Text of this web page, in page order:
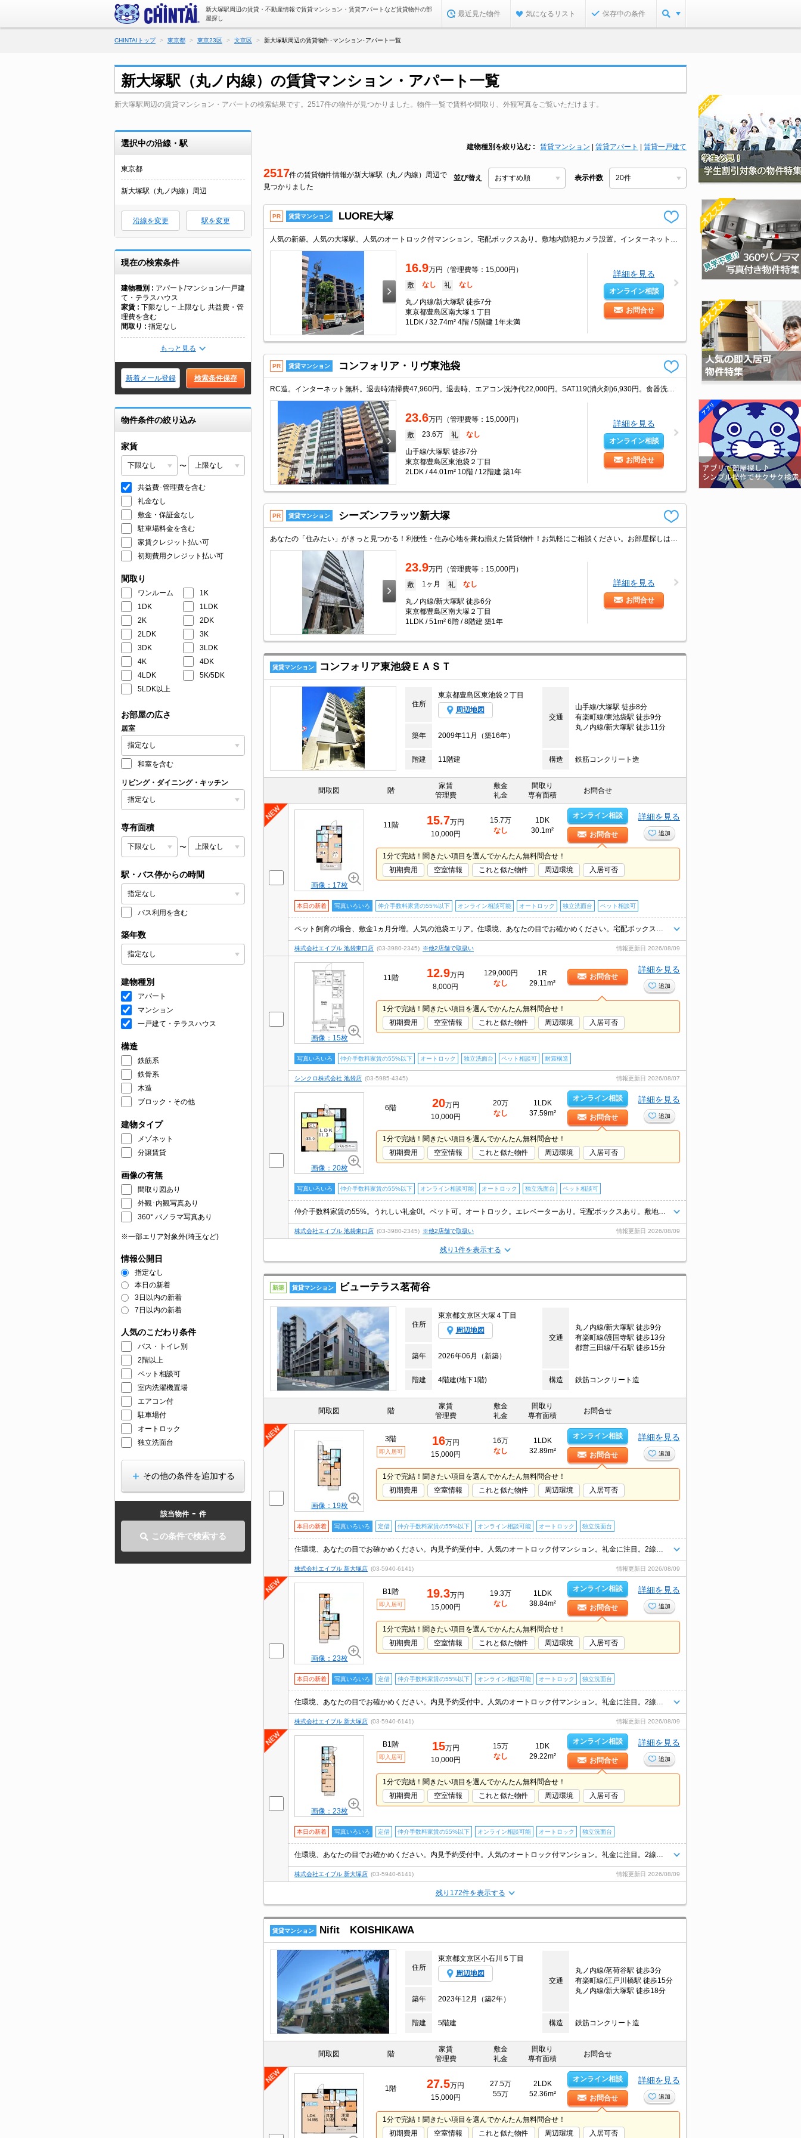
新大塚駅周辺の賃貸・不動産情報で賃貸マンション・賃貸アパートなど賃貸物件の部
屋探し
最近見た物件 気になるリスト 保存中の条件
CHINTAIトップ 東京都 東京23区 文京区 新大塚駅周辺の賃貸物件･マンション･アパート一覧
新大塚駅（丸ノ内線）の賃貸マンション・アパート一覧
新大塚駅周辺の賃貸マンション・アパートの検索結果です。2517件の物件が見つかりました。物件一覧で賃料や間取り、外観写真をご覧いただけます。
選択中の沿線・駅
東京都
新大塚駅（丸ノ内線）周辺
沿線を変更 駅を変更
現在の検索条件
建物種別
アパート/マンション/一戸建
て・テラスハウス
家賃
下限なし ~ 上限なし 共益費・管
理費を含む
間取り
指定なし
もっと見る
新着メール登録 検索条件保存
物件条件の絞り込み
家賃
〜
共益費･管理費を含む
礼金なし
敷金・保証金なし
駐車場料金を含む
家賃クレジット払い可
初期費用クレジット払い可
間取り
ワンルーム
1K
1DK
1LDK
2K
2DK
2LDK
3K
3DK
3LDK
4K
4DK
4LDK
5K/5DK
5LDK以上
お部屋の広さ
居室
和室を含む
リビング・ダイニング・キッチン
専有面積
〜
駅・バス停からの時間
バス利用を含む
築年数
建物種別
アパート
マンション
一戸建て・テラスハウス
構造
鉄筋系
鉄骨系
木造
ブロック・その他
建物タイプ
メゾネット
分譲賃貸
画像の有無
間取り図あり
外観･内観写真あり
360° パノラマ写真あり
※一部エリア対象外(埼玉など)
情報公開日
指定なし
本日の新着
3日以内の新着
7日以内の新着
人気のこだわり条件
バス・トイレ別
2階以上
ペット相談可
室内洗濯機置場
エアコン付
駐車場付
オートロック
独立洗面台
その他の条件を追加する
該当物件 - 件
この条件で検索する
建物種別を絞り込む 賃貸マンション 賃貸アパート 賃貸一戸建て
2517件の賃貸物件情報が新大塚駅（丸ノ内線）周辺で
見つかりました
並び替え 表示件数
PR 賃貸マンション LUORE大塚
16.9万円（管理費等：15,000円）
敷 なし 礼 なし
丸ノ内線/新大塚駅 徒歩7分
東京都豊島区南大塚１丁目
1LDK / 32.74m² 4階 / 5階建 1年未満
詳細を見る
オンライン相談
お問合せ
PR 賃貸マンション コンフォリア・リヴ東池袋
23.6万円（管理費等：15,000円）
敷 23.6万 礼 なし
山手線/大塚駅 徒歩7分
東京都豊島区東池袋２丁目
2LDK / 44.01m² 10階 / 12階建 築1年
詳細を見る
オンライン相談
お問合せ
PR 賃貸マンション シーズンフラッツ新大塚
23.9万円（管理費等：15,000円）
敷 1ヶ月 礼 なし
丸ノ内線/新大塚駅 徒歩6分
東京都豊島区南大塚２丁目
1LDK / 51m² 6階 / 8階建 築1年
詳細を見る
お問合せ
賃貸マンション コンフォリア東池袋ＥＡＳＴ
住所
東京都豊島区東池袋２丁目
周辺地図
交通
山手線/大塚駅 徒歩8分
有楽町線/東池袋駅 徒歩9分
丸ノ内線/新大塚駅 徒歩11分
築年
2009年11月（築16年）
階建 11階建 構造 鉄筋コンクリート造
間取図 階
家賃
管理費
敷金
礼金
間取り
専有面積
お問合せ
画像：17枚
11階 15.7万円
10,000円
15.7万
なし
1DK
30.1m²
オンライン相談
お問合せ
詳細を見る
追加
1分で完結！聞きたい項目を選んでかんたん無料問合せ！
初期費用
空室情報 これと似た物件 周辺環境 入居可否
本日の新着 写真いろいろ 仲介手数料家賃の55%以下 オンライン相談可能 オートロック 独立洗面台 ペット相談可
株式会社エイブル 池袋東口店 (03-3980-2345) ※他2店舗で取扱い 情報更新日 2026/08/09
画像：15枚
11階 12.9万円
8,000円
129,000円
なし
1R
29.11m²
お問合せ
詳細を見る
追加
1分で完結！聞きたい項目を選んでかんたん無料問合せ！
初期費用
空室情報 これと似た物件 周辺環境 入居可否
写真いろいろ 仲介手数料家賃の55%以下 オートロック 独立洗面台 ペット相談可 耐震構造
シンクロ株式会社 池袋店 (03-5985-4345) 情報更新日 2026/08/07
画像：20枚
6階 20万円
10,000円
20万
なし
1LDK
37.59m²
オンライン相談
お問合せ
詳細を見る
追加
1分で完結！聞きたい項目を選んでかんたん無料問合せ！
初期費用
空室情報 これと似た物件 周辺環境 入居可否
写真いろいろ 仲介手数料家賃の55%以下 オンライン相談可能 オートロック 独立洗面台 ペット相談可
株式会社エイブル 池袋東口店 (03-3980-2345) ※他2店舗で取扱い 情報更新日 2026/08/09
残り1件を表示する
新築 賃貸マンション ビューテラス茗荷谷
住所
東京都文京区大塚４丁目
周辺地図
交通
丸ノ内線/新大塚駅 徒歩9分
有楽町線/護国寺駅 徒歩13分
都営三田線/千石駅 徒歩15分
築年
2026年06月（新築）
階建 4階建(地下1階) 構造 鉄筋コンクリート造
間取図 階
家賃
管理費
敷金
礼金
間取り
専有面積
お問合せ
画像：19枚
3階
即入居可
16万円
15,000円
16万
なし
1LDK
32.89m²
オンライン相談
お問合せ
詳細を見る
追加
1分で完結！聞きたい項目を選んでかんたん無料問合せ！
初期費用
空室情報 これと似た物件 周辺環境 入居可否
本日の新着 写真いろいろ 定借 仲介手数料家賃の55%以下 オンライン相談可能 オートロック 独立洗面台
株式会社エイブル 新大塚店 (03-5940-6141) 情報更新日 2026/08/09
画像：23枚
B1階
即入居可
19.3万円
15,000円
19.3万
なし
1LDK
38.84m²
オンライン相談
お問合せ
詳細を見る
追加
1分で完結！聞きたい項目を選んでかんたん無料問合せ！
初期費用
空室情報 これと似た物件 周辺環境 入居可否
本日の新着 写真いろいろ 定借 仲介手数料家賃の55%以下 オンライン相談可能 オートロック 独立洗面台
株式会社エイブル 新大塚店 (03-5940-6141) 情報更新日 2026/08/09
画像：23枚
B1階
即入居可
15万円
10,000円
15万
なし
1DK
29.22m²
オンライン相談
お問合せ
詳細を見る
追加
1分で完結！聞きたい項目を選んでかんたん無料問合せ！
初期費用
空室情報 これと似た物件 周辺環境 入居可否
本日の新着 写真いろいろ 定借 仲介手数料家賃の55%以下 オンライン相談可能 オートロック 独立洗面台
株式会社エイブル 新大塚店 (03-5940-6141) 情報更新日 2026/08/09
残り172件を表示する
賃貸マンション Nifit KOISHIKAWA
住所
東京都文京区小石川５丁目
周辺地図
交通
丸ノ内線/茗荷谷駅 徒歩3分
有楽町線/江戸川橋駅 徒歩15分
丸ノ内線/新大塚駅 徒歩18分
築年
2023年12月（築2年）
階建 5階建 構造 鉄筋コンクリート造
間取図 階
家賃
管理費
敷金
礼金
間取り
専有面積
お問合せ
1階 27.5万円
15,000円
27.5万
55万
2LDK
52.36m²
オンライン相談
お問合せ
詳細を見る
追加
1分で完結！聞きたい項目を選んでかんたん無料問合せ！
初期費用
空室情報 これと似た物件 周辺環境 入居可否